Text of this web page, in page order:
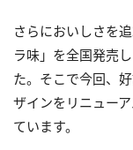
さらにおいしさを
ラ味」を全国発売
た。そこで今回、
ザインをリニュー
ています。